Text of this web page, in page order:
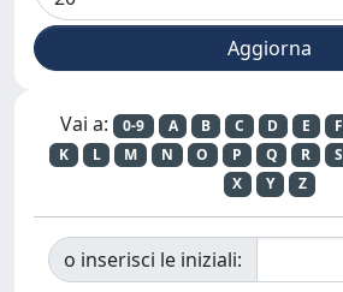
Vai a: 0-9 A B C D E F
K
L M N O P Q R S
X
Y Z
o inserisci le iniziali: